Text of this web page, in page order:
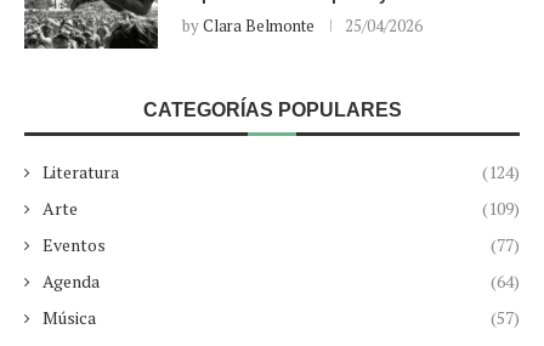
byClara Belmonte 25/04/2026
CATEGORÍAS POPULARES
Literatura
(124)
Arte
(109)
Eventos
(77)
Agenda
(64)
Música
(57)